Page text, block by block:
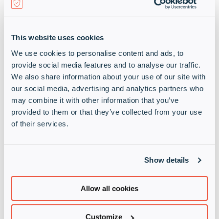
This website uses cookies
We use cookies to personalise content and ads, to
provide social media features and to analyse our traffic.
We also share information about your use of our site with
our social media, advertising and analytics partners who
may combine it with other information that you’ve
provided to them or that they’ve collected from your use
of their services.
Show details
Allow all cookies
Customize
Folosit de peste 25.000
de MSP-uri din
intreaga lume
N-able este platforma partner-first
construita sa iti scaleze practica de
securitate fara sa scaleze numarul de
„Cove are tot ce ne trebuie
pentru a fi pregătiți pentru
orice situație de urgență. În